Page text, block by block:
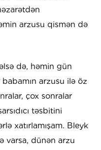
arzusu qismən də
də, həmin gün
arzusu ilə öz
çox sonralar
təsbitini
xatırlamışam. Bleyk
varsa, dünən arzu